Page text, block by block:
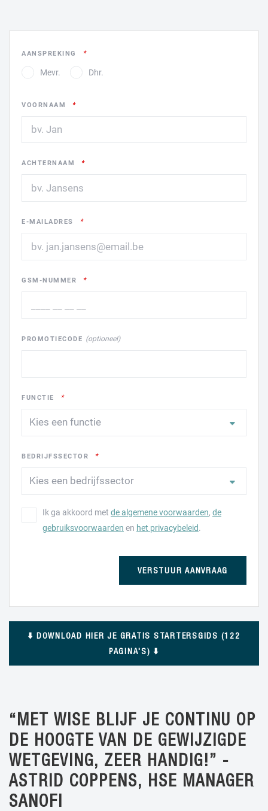
FIELD
AANSPREKING
Mevr. Dhr.
VOORNAAM
ACHTERNAAM
E-MAILADRES
GSM-NUMMER
PROMOTIECODE
FUNCTIE
BEDRIJFSSECTOR
Ik ga akkoord met de algemene voorwaarden, de
gebruiksvoorwaarden en het privacybeleid.
VERSTUUR AANVRAAG
⬇️ DOWNLOAD HIER JE GRATIS STARTERSGIDS (122
PAGINA'S) ⬇️
“MET WISE BLIJF JE CONTINU OP
DE HOOGTE VAN DE GEWIJZIGDE
WETGEVING, ZEER HANDIG!” -
ASTRID COPPENS, HSE MANAGER
SANOFI